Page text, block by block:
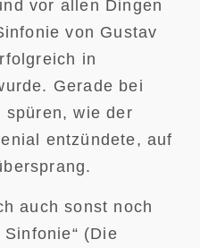
vor allen Dingen
von Gustav
in
Gerade bei
spüren, wie der
entzündete, auf
auch sonst noch
(Die